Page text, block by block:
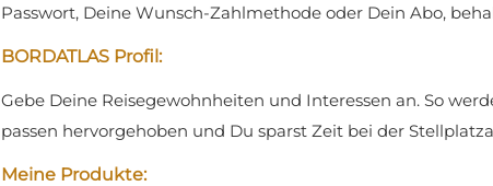
Passwort, Deine Wunsch-Zahlmethode oder Dein Abo,
BORDATLAS Profil:
Gebe Deine Reisegewohnheiten und Interessen an. So
passen hervorgehoben und Du sparst Zeit bei der
Meine Produkte: